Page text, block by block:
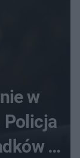
w
Policja
i